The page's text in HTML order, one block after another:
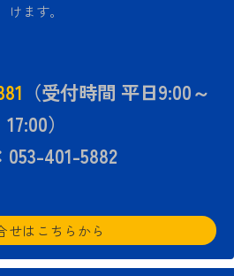
けます。
（受付時間 平日9:00～
17:00）
053-401-5882
せはこちらから